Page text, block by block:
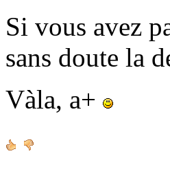
Si vous avez
sans doute la
Vàla, a+